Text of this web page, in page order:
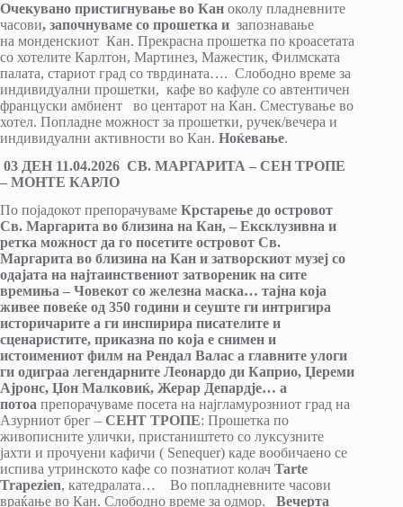
Oчекувано пристигнување во Кан околу пладневните
часови, започнуваме со прошетка и запознавање
на монденскиот Кан. Прекрасна прошетка по кроасетата
со хотелите Карлтон, Мартинез, Мажестик, Филмската
палата, стариот град со тврдината…. Слободно време за
индивидуални прошетки, кафе во кафуле со автентичен
француски амбиент во центарот на Кан. Сместување во
хотел. Попладне можност за прошетки, ручек/вечера и
индивидуални активности во Кан. Ноќевање.
03 ДЕН 11.04.2026 СВ. МАРГАРИТА – СЕН ТРОПЕ
– МОНТЕ КАРЛО
По појадокот препорачуваме Крстарење до островот
Св. Mаргарита во близина на Кан, – Ексклузивна и
ретка можност да го посетите островот Св.
Маргарита во близина на Кан и затворскиот музеј со
одајата на најтаинствениот затвореник на сите
времиња – Човекот со железна маска… тајна која
живее повеќе од 350 години и сеуште ги интригира
историчарите а ги инспирира писателите и
сценаристите, приказна по која е снимен и
истоимениот филм на Рендал Валас а главните улоги
ги одиграа легендарните Леонардо ди Каприо, Џереми
Ајронс, Џон Малковиќ, Жерар Депардје… а
потоа препорачуваме посета на најгламурозниот град на
Азурниот брег – СЕНТ ТРОПЕ: Прошетка по
живописните улички, пристаништето со луксузните
јахти и прочуени кафичи ( Senequer) каде вообичаено се
испива утринското кафе со познатиот колач Tarte
Trapezien, катедралата… Во попладневните часови
враќање во Кан. Слободно време за одмор.
Вечерта